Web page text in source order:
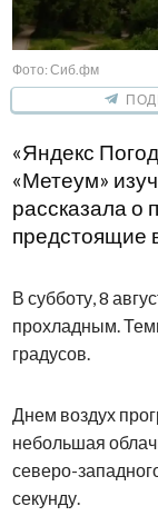
Фото: Сиб.фм
«Яндекс
«Метеум»
рассказала о
предстоящие
В субботу, 8
прохладным.
градусов.
Днем воздух
небольшая
северо-
секунду.